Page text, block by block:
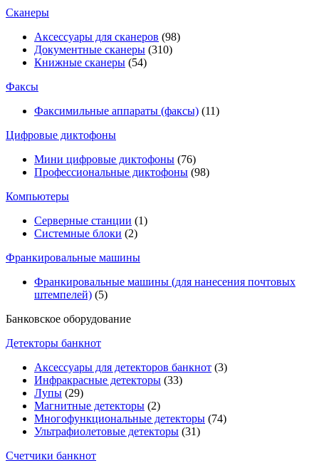
Сканеры
Аксессуары для сканеров (98)
Документные сканеры (310)
Книжные сканеры (54)
Факсы
Факсимильные аппараты (факсы) (11)
Цифровые диктофоны
Мини цифровые диктофоны (76)
Профессиональные диктофоны (98)
Компьютеры
Серверные станции (1)
Системные блоки (2)
Франкировальные машины
Франкировальные машины (для нанесения почтовых
штемпелей) (5)
Банковское оборудование
Детекторы банкнот
Аксессуары для детекторов банкнот (3)
Инфракрасные детекторы (33)
Лупы (29)
Магнитные детекторы (2)
Многофункциональные детекторы (74)
Ультрафиолетовые детекторы (31)
Счетчики банкнот